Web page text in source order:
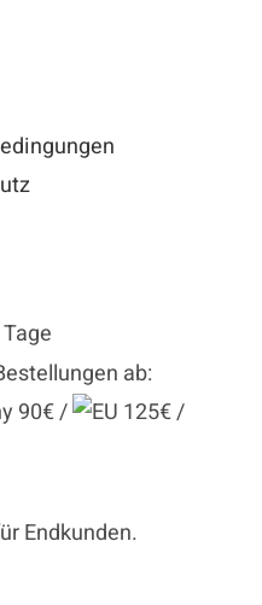
ab:
90€ /
125€ /
Endkunden.